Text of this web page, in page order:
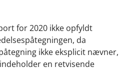
for 2020 ikke opfyldt
da
ikke eksplicit nævner,
en retvisende